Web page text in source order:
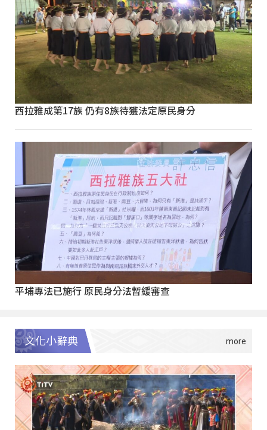
西拉雅成第17族 仍有8族待獲法定原民身分
平埔專法已施行 原民身分法暫緩審查
文化小辭典